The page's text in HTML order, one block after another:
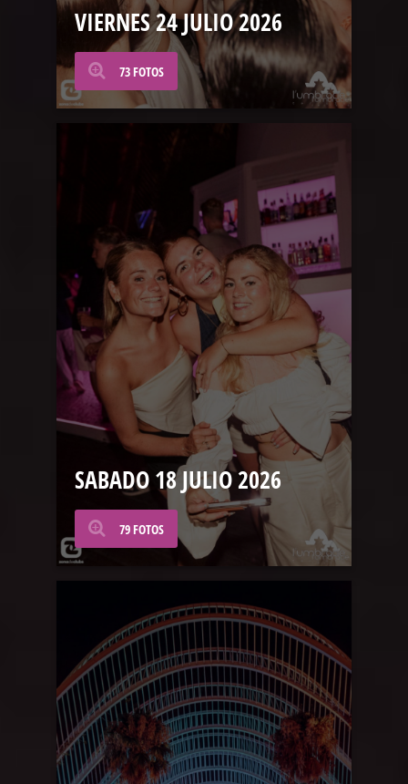
VIERNES 24 JULIO 2026
73 FOTOS
SABADO 18 JULIO 2026
79 FOTOS